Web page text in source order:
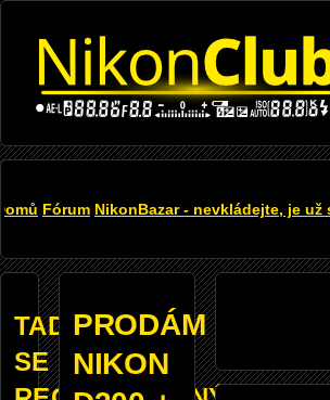
hlavnímu
obsahu
DROBEČKOVÁ
Fórum NikonBazar - nevkládejte, je
TADY
SE
PRODÁM
NIKON